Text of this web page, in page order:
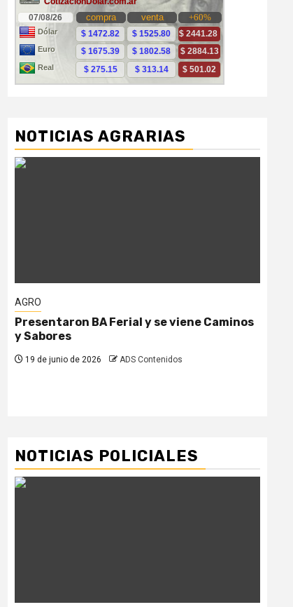
NOTICIAS AGRARIAS
AGRO
Presentaron BA Ferial y se viene Caminos
y Sabores
19 de junio de 2026 ADS Contenidos
NOTICIAS POLICIALES